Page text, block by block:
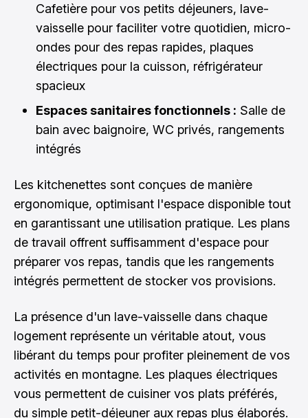
Cafetière pour vos petits déjeuners, lave-
vaisselle pour faciliter votre quotidien, micro-
ondes pour des repas rapides, plaques
électriques pour la cuisson, réfrigérateur
spacieux
Espaces sanitaires fonctionnels : Salle de
bain avec baignoire, WC privés, rangements
intégrés
Les kitchenettes sont conçues de manière
ergonomique, optimisant l'espace disponible tout
en garantissant une utilisation pratique. Les plans
de travail offrent suffisamment d'espace pour
préparer vos repas, tandis que les rangements
intégrés permettent de stocker vos provisions.
La présence d'un lave-vaisselle dans chaque
logement représente un véritable atout, vous
libérant du temps pour profiter pleinement de vos
activités en montagne. Les plaques électriques
vous permettent de cuisiner vos plats préférés,
du simple petit-déjeuner aux repas plus élaborés.